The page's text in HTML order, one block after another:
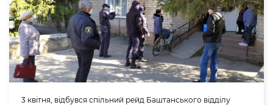
3 квітня, відбувся спільний рейд Баштанського відділу